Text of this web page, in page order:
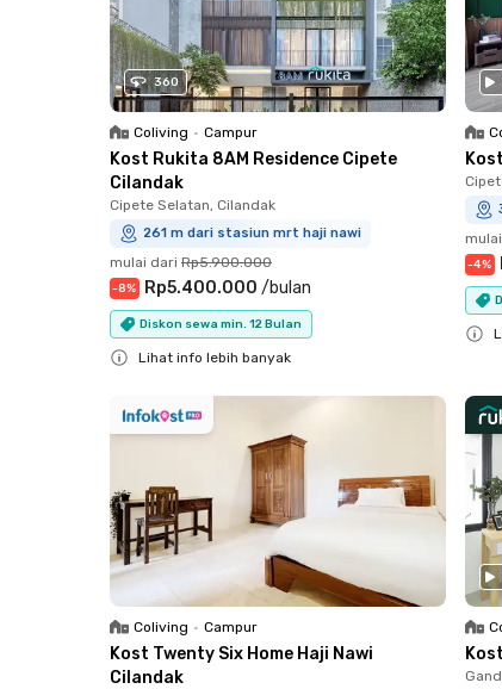
360
Coliving • Campur
Kost Rukita 8AM Residence Cipete
Cilandak
Cipete Selatan, Cilandak
261 m dari stasiun mrt haji nawi
mulai dari Rp5.900.000
-8% Rp5.400.000 /bulan
Diskon sewa min. 12 Bulan
Lihat info lebih banyak
-4%
Coliving • Campur
Kost Twenty Six Home Haji Nawi
Cilandak